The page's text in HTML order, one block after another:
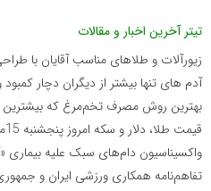
تیتر آخرین اخبار و مقالات
زیورآلات و طلاهای مناسب آقایان با
آدم های تنها بیشتر از دیگران دچار
بهترین روش مصرف تخم‌مرغ که بیشترین
قیمت طلا، دلار و سکه امروز پنجشنبه 15مرداد/ افزایش قیمت ها + جدول
واکسیناسیون دام‌های سبک علیه بیماری
تفاهم‌نامه همکاری ورزشی ایران و